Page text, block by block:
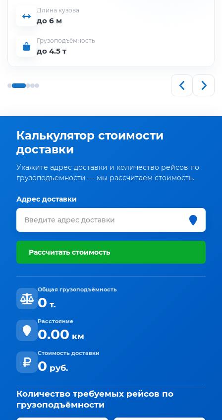
Длина кузова
до 6 м
Грузоподъёмность
до 5 т
Калькулятор стоимости
доставки
Укажите адрес доставки и количество рейсов по
грузоподъёмности — мы рассчитаем стоимость.
Адрес доставки
Рассчитать стоимость
Общая грузоподъёмность
0 т.
Расстояние
0.00 км
Стоимость доставки
0 руб.
Количество требуемых рейсов по
грузоподъёмности